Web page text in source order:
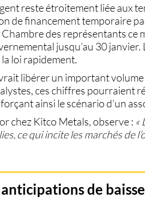
reste étroitement liée aux
de financement temporaire
des représentants
jusqu’au 30
loi rapidement.
libérer un important
ces chiffres pourraient
ainsi le scénario d’un
chez Kitco Metals, observe : «
ce qui incite les marchés de
de